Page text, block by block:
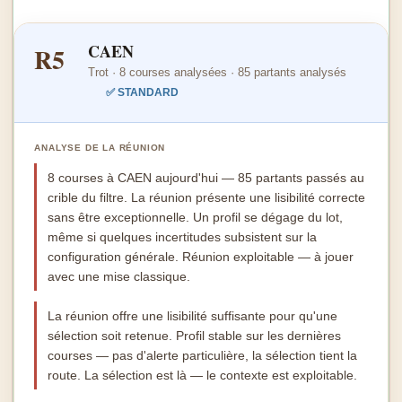
R5 CAEN
Trot · 8 courses analysées · 85 partants analysés
✅ STANDARD
ANALYSE DE LA RÉUNION
8 courses à CAEN aujourd'hui — 85 partants passés au
crible du filtre. La réunion présente une lisibilité correcte
sans être exceptionnelle. Un profil se dégage du lot,
même si quelques incertitudes subsistent sur la
configuration générale. Réunion exploitable — à jouer
avec une mise classique.
La réunion offre une lisibilité suffisante pour qu'une
sélection soit retenue. Profil stable sur les dernières
courses — pas d'alerte particulière, la sélection tient la
route. La sélection est là — le contexte est exploitable.